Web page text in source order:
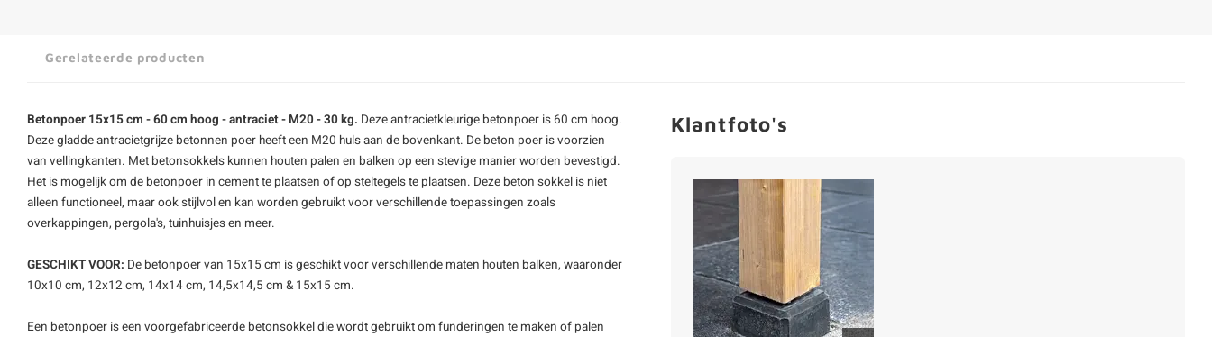
Gerelateerde producten
Betonpoer 15x15 cm - 60 cm hoog - antraciet - M20 - 30 kg. Deze antracietkleurige betonpoer is 60 cm hoog.
Deze gladde antracietgrijze betonnen poer heeft een M20 huls aan de bovenkant. De beton poer is voorzien
van vellingkanten. Met betonsokkels kunnen houten palen en balken op een stevige manier worden bevestigd.
Het is mogelijk om de betonpoer in cement te plaatsen of op steltegels te plaatsen. Deze beton sokkel is niet
alleen functioneel, maar ook stijlvol en kan worden gebruikt voor verschillende toepassingen zoals
overkappingen, pergola's, tuinhuisjes en meer.
GESCHIKT VOOR: De betonpoer van 15x15 cm is geschikt voor verschillende maten houten balken, waaronder
10x10 cm, 12x12 cm, 14x14 cm, 14,5x14,5 cm & 15x15 cm.
Een betonpoer is een voorgefabriceerde betonsokkel die wordt gebruikt om funderingen te maken of palen
Klantfoto's